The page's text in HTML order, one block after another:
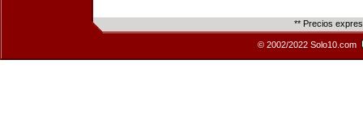
** Precios
© 2002/2022 Solo10.com